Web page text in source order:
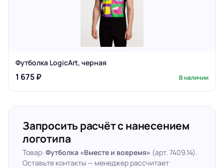
Футболка LogicArt, черная
1 675 ₽ В наличии
Запросить расчёт с нанесением
логотипа
Товар: Футболка «Вместе и вовремя» (арт. 7409.14).
Оставьте контакты — менеджер рассчитает